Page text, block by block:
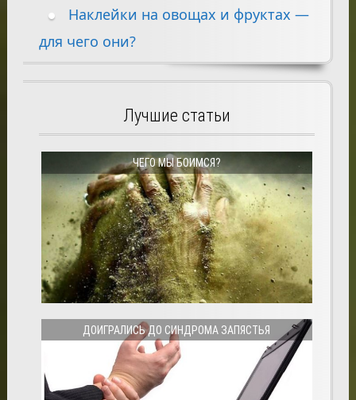
Наклейки на овощах и фруктах —
для чего они?
Лучшие статьи
ЧЕГО МЫ БОИМСЯ?
ДОИГРАЛИСЬ ДО СИНДРОМА ЗАПЯСТЬЯ